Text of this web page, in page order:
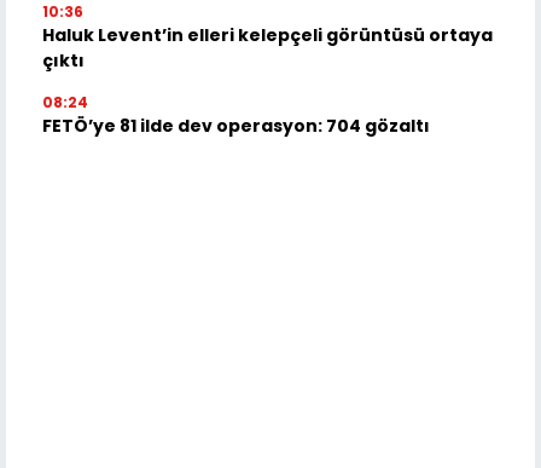
10:36
Haluk Levent’in elleri kelepçeli görüntüsü ortaya
çıktı
08:24
FETÖ’ye 81 ilde dev operasyon: 704 gözaltı